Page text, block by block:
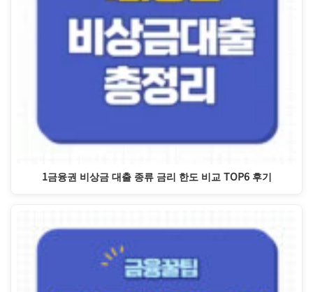
1금융권 비상금 대출 종류 금리 한도 비교 TOP6 후기